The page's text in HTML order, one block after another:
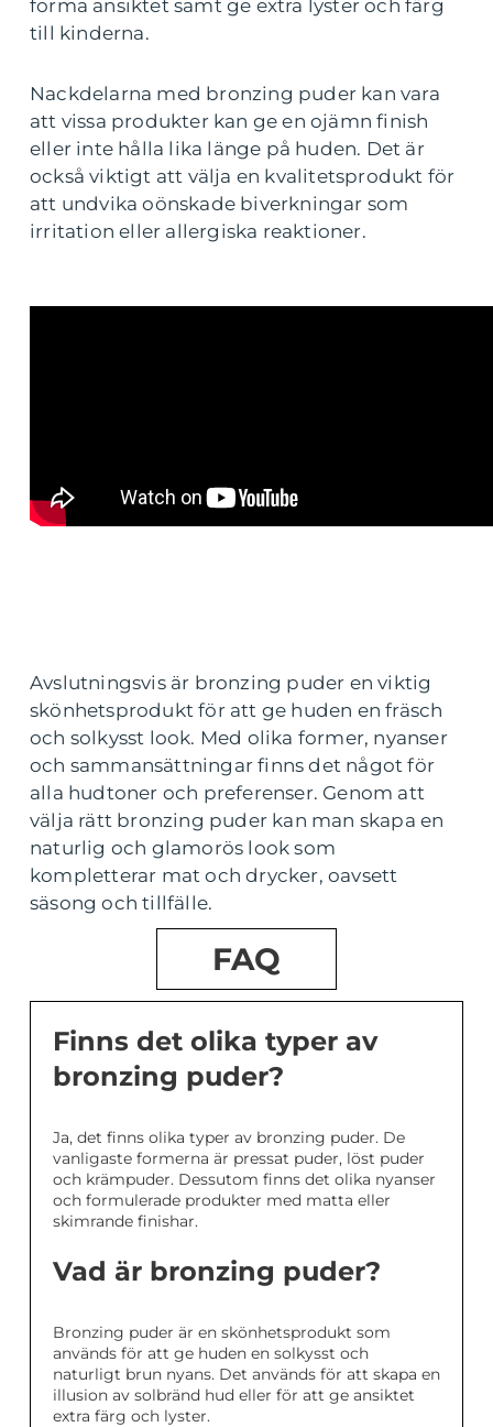
forma ansiktet samt ge extra lyster och färg
till kinderna.
Nackdelarna med bronzing puder kan vara
att vissa produkter kan ge en ojämn finish
eller inte hålla lika länge på huden. Det är
också viktigt att välja en kvalitetsprodukt för
att undvika oönskade biverkningar som
irritation eller allergiska reaktioner.
Avslutningsvis är bronzing puder en viktig
skönhetsprodukt för att ge huden en fräsch
och solkysst look. Med olika former, nyanser
och sammansättningar finns det något för
alla hudtoner och preferenser. Genom att
välja rätt bronzing puder kan man skapa en
naturlig och glamorös look som
kompletterar mat och drycker, oavsett
säsong och tillfälle.
FAQ
Finns det olika typer av
bronzing puder?
Ja, det finns olika typer av bronzing puder. De
vanligaste formerna är pressat puder, löst puder
och krämpuder. Dessutom finns det olika nyanser
och formulerade produkter med matta eller
skimrande finishar.
Vad är bronzing puder?
Bronzing puder är en skönhetsprodukt som
används för att ge huden en solkysst och
naturligt brun nyans. Det används för att skapa en
illusion av solbränd hud eller för att ge ansiktet
extra färg och lyster.